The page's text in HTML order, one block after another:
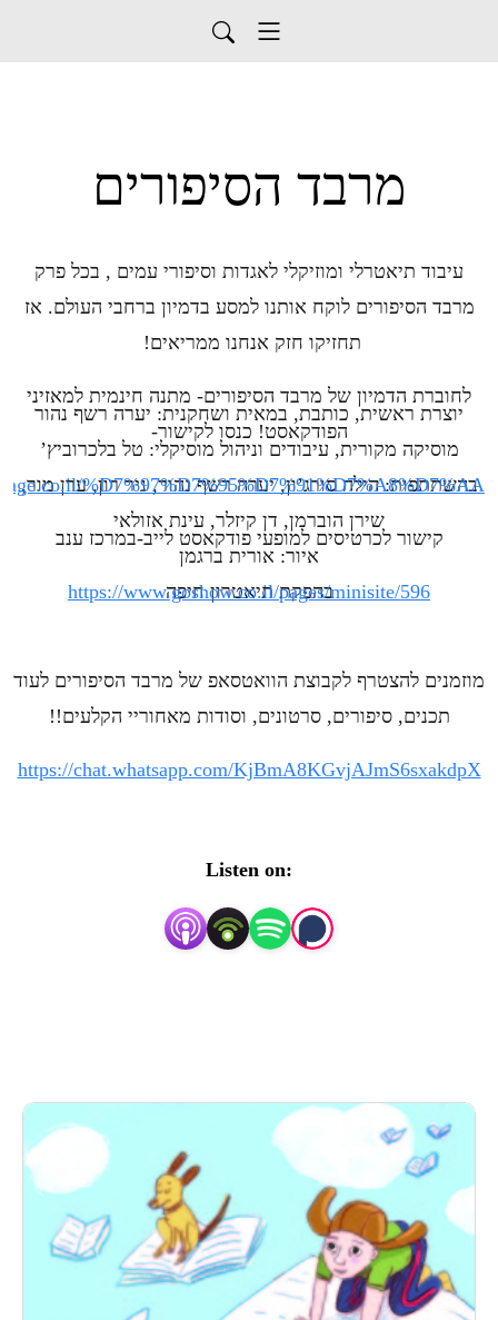
מרבד הסיפורים
עיבוד תיאטרלי ומוזיקלי לאגדות וסיפורי עמים , בכל פרק
מרבד הסיפורים לוקח אותנו למסע בדמיון ברחבי העולם. אז
תחזיקו חזק אנחנו ממריאים!
יוצרת ראשית, כותבת, במאית ושחקנית: יערה רשף נהור
מוסיקה מקורית, עיבודים וניהול מוסיקלי: טל בלכרוביץ’
בהשתתפות: הילה סורג’ון, יערה רשף נהור, ניר רון, ערן מור,
שירן הוברמן, דן קיזלר, עינת אזולאי
איור: אורית ברגמן
בהפקת תיאטרון חיפה
לחוברת הדמיון של מרבד הסיפורים- מתנה חינמית למאזיני
הפודקאסט! כנסו לקישור-
%D7%97%D7%95%D7%91%D7%A8%D7%AA
קישור לכרטיסים למופעי פודקאסט לייב-במרכז ענב
https://www.goshow.co.il/pages/minisite/596
מוזמנים להצטרף לקבוצת הוואטסאפ של מרבד הסיפורים לעוד
תכנים, סיפורים, סרטונים, וסודות מאחוריי הקלעים!!
https://chat.whatsapp.com/KjBmA8KGvjAJmS6sxakdpX
Listen on: